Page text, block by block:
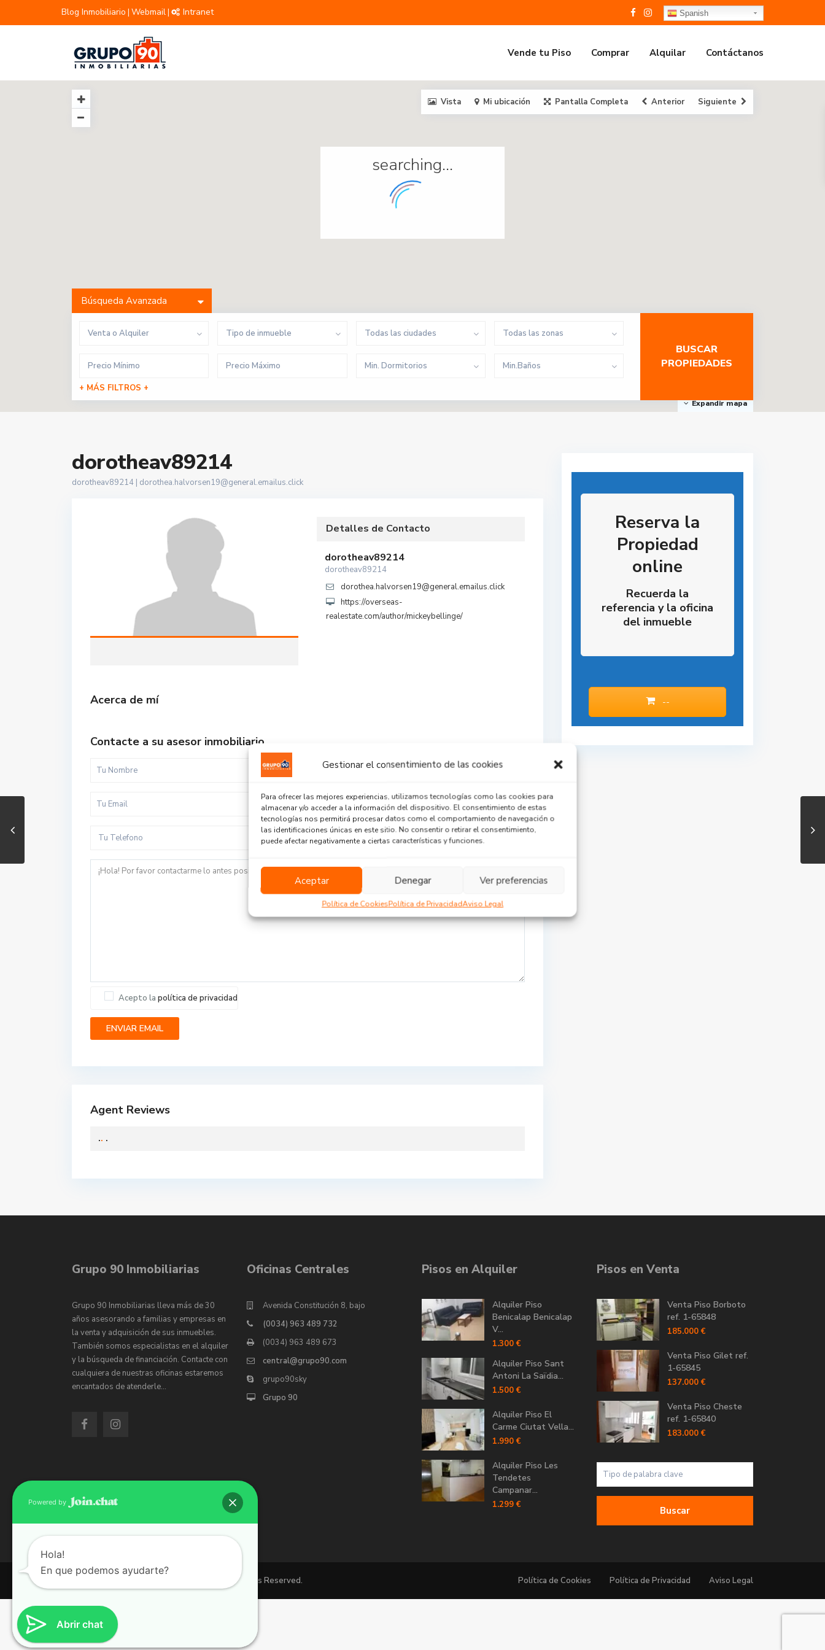
Gestionar el consentimiento de las cookies
Para ofrecer las mejores experiencias, utilizamos tecnologías como las cookies para
almacenar y/o acceder a la información del dispositivo. El consentimiento de estas
tecnologías nos permitirá procesar datos como el comportamiento de navegación o
las identificaciones únicas en este sitio. No consentir o retirar el consentimiento,
puede afectar negativamente a ciertas características y funciones.
Aceptar Denegar Ver preferencias
Política de CookiesPolítica de PrivacidadAviso Legal
Blog Inmobiliario | Webmail| Intranet Spanish
Vende tu Piso Comprar Alquilar Contáctanos
searching...
Expandir mapa
Vista Mi ubicación Pantalla Completa Anterior Siguiente
Búsqueda Avanzada
Venta o Alquiler Tipo de inmueble Todas las ciudades Todas las zonas
Min. Dormitorios
Min.Baños
+ MÁS FILTROS +
dorotheav89214
dorotheav89214 | dorothea.halvorsen19@general.emailus.click
Detalles de Contacto
dorotheav89214
dorotheav89214
dorothea.halvorsen19@general.emailus.click
https://overseas-
realestate.com/author/mickeybellinge/
Acerca de mí
Contacte a su asesor inmobiliario
Acepto la política de privacidad
Agent Reviews
.. .
Reserva la
Propiedad
online
Recuerda la
referencia y la oficina
del inmueble
--
Grupo 90 Inmobiliarias
Grupo 90 Inmobiliarias lleva más de 30
años asesorando a familias y empresas en
la venta y adquisición de sus inmuebles.
También somos especialistas en el alquiler
y la búsqueda de financiación. Contacte con
cualquiera de nuestras oficinas estaremos
encantados de atenderle…
Oficinas Centrales
Avenida Constitución 8, bajo
(0034) 963 489 732
(0034) 963 489 673
central@grupo90.com
grupo90sky
Grupo 90
Pisos en Alquiler
Alquiler Piso
Benicalap Benicalap
V...
1.300 €
Alquiler Piso Sant
Antoni La Saïdia...
1.500 €
Alquiler Piso El
Carme Ciutat Vella...
1.990 €
Alquiler Piso Les
Tendetes
Campanar...
1.299 €
Pisos en Venta
Venta Piso Borboto
ref. 1-65848
185.000 €
Venta Piso Gilet ref.
1-65845
137.000 €
Venta Piso Cheste
ref. 1-65840
183.000 €
Buscar
Copyright 2026 | Grupo 90 inmobiliarias. All Rights Reserved. Política de Cookies Política de Privacidad Aviso Legal
Abrir chat
Powered by
Hola!
En que podemos ayudarte?